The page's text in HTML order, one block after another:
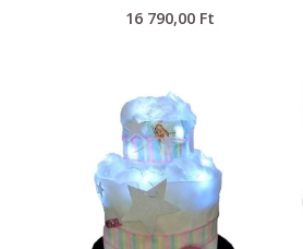
16 790,00 Ft